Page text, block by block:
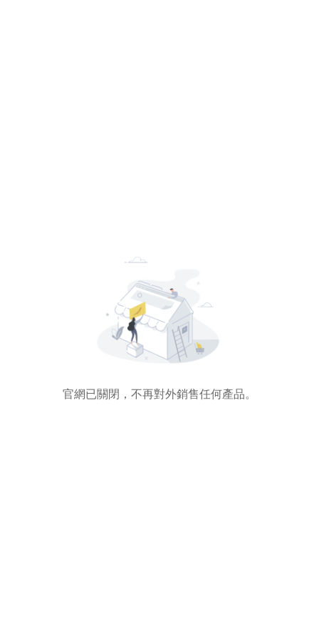
官網已關閉，不再對外銷售任何產品。